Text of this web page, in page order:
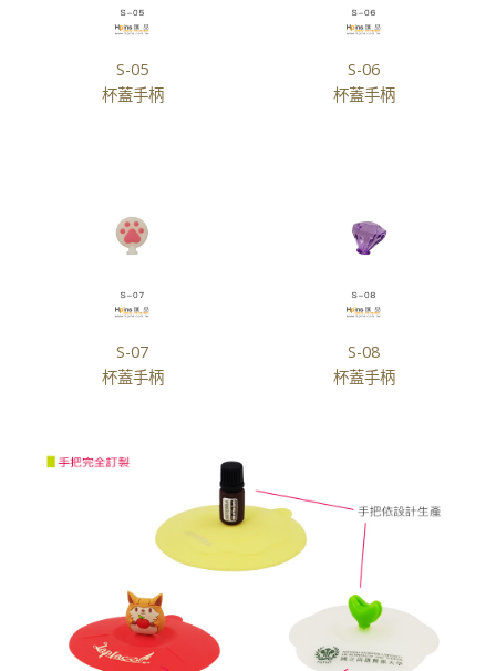
S-05
杯蓋手柄
S-06
杯蓋手柄
S-07
杯蓋手柄
S-08
杯蓋手柄